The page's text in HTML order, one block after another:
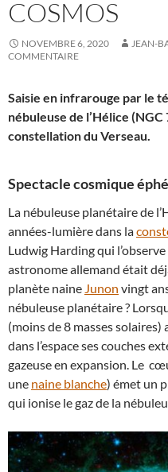
COSMOS
NOVEMBRE 6, 2020 JEAN-
COMMENTAIRE
Saisie en infrarouge par le
nébuleuse de l’Hélice
constellation du Verseau.
Spectacle cosmique
La nébuleuse planétaire de
années-lumière dans la
Ludwig Harding qui
astronome allemand était
planète naine Junon vingt
nébuleuse planétaire ?
(moins de 8 masses
dans l’espace ses couches
gazeuse en expansion. Le
une naine blanche) émet un
qui ionise le gaz de la